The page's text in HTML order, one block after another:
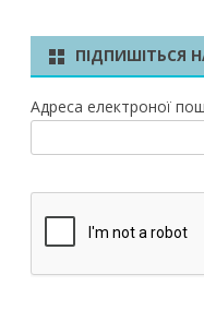
ПІДПИШІТЬСЯ
Адреса електроної